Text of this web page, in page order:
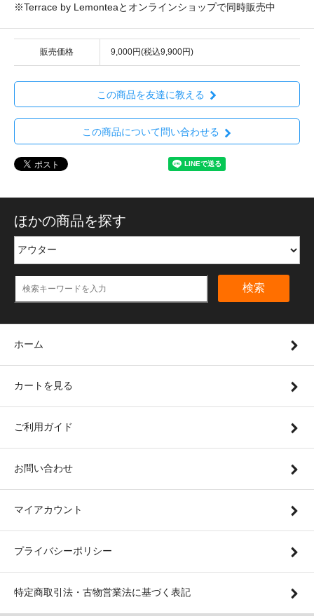
※Terrace by Lemonteaとオンラインショップで同時販売中
販売価格 9,000円(税込9,900円)
この商品を友達に教える
この商品について問い合わせる
ほかの商品を探す
検索
ホーム
カートを見る
ご利用ガイド
お問い合わせ
マイアカウント
プライバシーポリシー
特定商取引法・古物営業法に基づく表記